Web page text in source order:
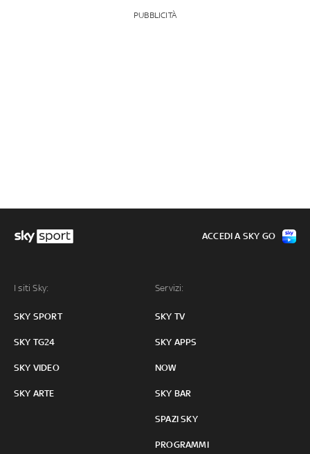
PUBBLICITÀ
I siti Sky:
SKY SPORT
SKY TG24
SKY VIDEO
SKY ARTE
Servizi:
SKY TV
SKY APPS
NOW
SKY BAR
SPAZI SKY
PROGRAMMI
ACCEDI A SKY GO